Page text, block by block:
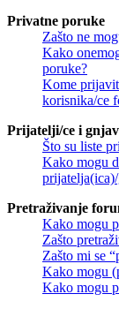
Privatne poruke
Zašto ne
Kako
poruke?
Kome
korisnika/ce
Prijatelji/ce i
Što su liste
Kako mogu
Pretraživanje
Kako mogu
Zašto
Zašto mi se
Kako mogu
Kako mogu